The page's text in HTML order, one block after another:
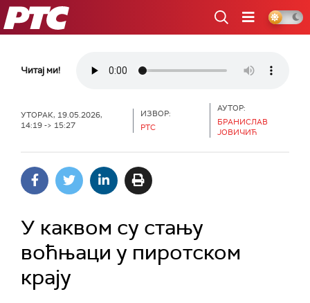
РТС
Читај ми!
УТОРАК, 19.05.2026,
14:19 -> 15:27
ИЗВОР:
РТС
АУТОР:
БРАНИСЛАВ
ЈОВИЧИЋ
У каквом су стању
воћњаци у пиротском
крају